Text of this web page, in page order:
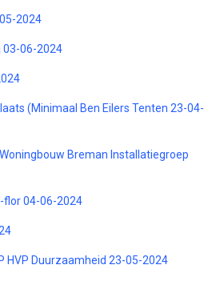
2024
03-06-2024
(Minimaal Ben Eilers Tenten 23-04-
Breman Installatiegroep
flor 04-06-2024
HVP Duurzaamheid 23-05-2024